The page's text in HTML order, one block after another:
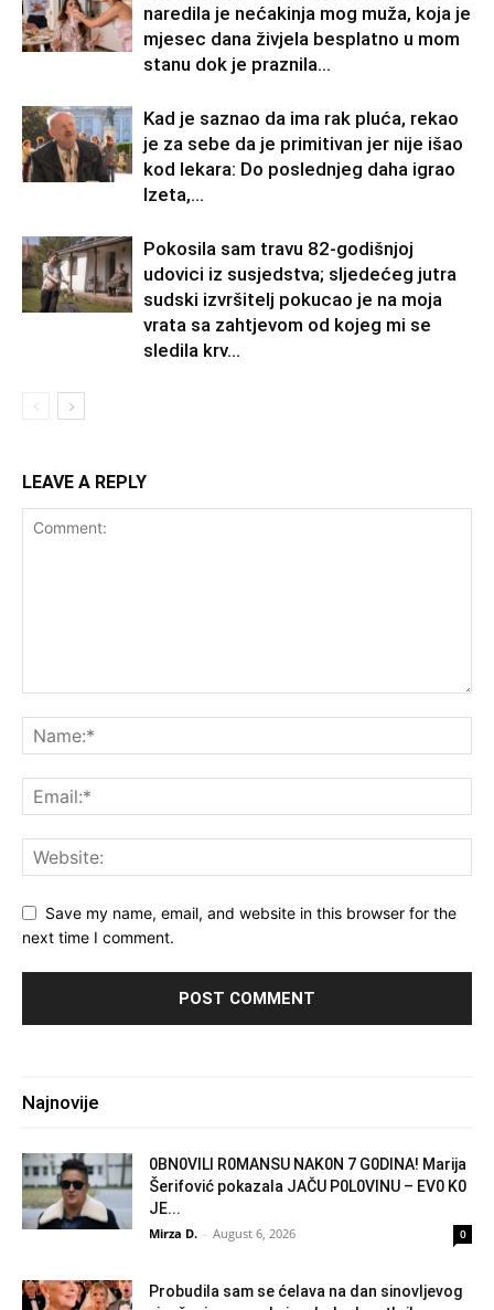
naredila je nećakinja mog muža, koja je
mjesec dana živjela besplatno u mom
stanu dok je praznila...
Kad je saznao da ima rak pluća, rekao
je za sebe da je primitivan jer nije išao
kod lekara: Do poslednjeg daha igrao
Izeta,...
Pokosila sam travu 82-godišnjoj
udovici iz susjedstva; sljedećeg jutra
sudski izvršitelj pokucao je na moja
vrata sa zahtjevom od kojeg mi se
sledila krv...
LEAVE A REPLY
Save my name, email, and website in this browser for the
next time I comment.
Najnovije
0BN0VlLl R0MANSU NAK0N 7 G0DlNA! Marija
Šerifović pokazala JAČU P0L0VINU – EV0 K0
JE...
Mirza D. - August 6, 2026 0
Probudila sam se ćelava na dan sinovljevog